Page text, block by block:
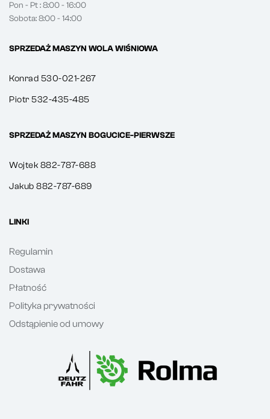
Pon - Pt : 8:00 - 16:00
Sobota: 8:00 - 14:00
SPRZEDAŻ MASZYN WOLA WIŚNIOWA
Konrad 530-021-267
Piotr 532-435-485
SPRZEDAŻ MASZYN BOGUCICE-PIERWSZE
Wojtek 882-787-688
Jakub 882-787-689
LINKI
Regulamin
Dostawa
Płatność
Polityka prywatności
Odstąpienie od umowy